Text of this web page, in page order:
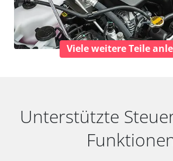
Viele weitere Teile
Unterstützte